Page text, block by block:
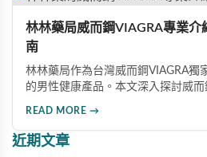
林林藥局威而鋼VIAGRA專業介
南
林林藥局作為台灣威而鋼VIAGRA獨
的男性健康產品。本文深入探討威
擇。
READ MORE →
近期文章